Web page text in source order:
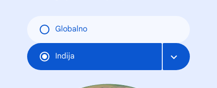
Globalno
Indija